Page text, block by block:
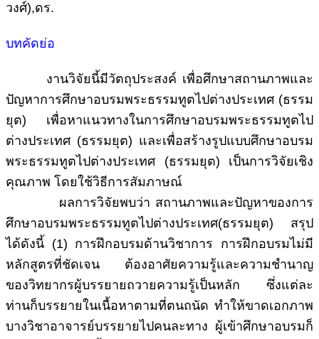
วงศ์),ดร.
บทคัดย่อ
งานวิจัยนี้มีวัตถุประสงค์ เพื่อศึกษาสถานภาพและ
ปัญหาการศึกษาอบรมพระธรรมทูตไปต่างประเทศ (ธรรม
ยุต) เพื่อหาแนวทางในการศึกษาอบรมพระธรรมทูตไป
ต่างประเทศ (ธรรมยุต) และเพื่อสร้างรูปแบบศึกษาอบรม
พระธรรมทูตไปต่างประเทศ (ธรรมยุต) เป็นการวิจัยเชิง
คุณภาพ โดยใช้วิธีการสัมภาษณ์
ผลการวิจัยพบว่า สถานภาพและปัญหาของการ
ศึกษาอบรมพระธรรมทูตไปต่างประเทศ(ธรรมยุต) สรุป
ได้ดังนี้ (1) การฝึกอบรมด้านวิชาการ การฝึกอบรมไม่มี
หลักสูตรที่ชัดเจน ต้องอาศัยความรู้และความชำนาญ
ของวิทยากรผู้บรรยายถวายความรู้เป็นหลัก ซึ่งแต่ละ
ท่านก็บรรยายในเนื้อหาตามที่ตนถนัด ทำให้ขาดเอกภาพ
บางวิชาอาจารย์บรรยายไปคนละทาง ผู้เข้าศึกษาอบรมก็